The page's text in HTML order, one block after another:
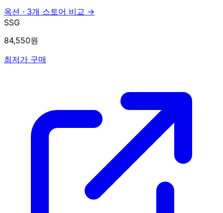
옥션 · 3개 스토어 비교 →
SSG
84,550원
최저가 구매